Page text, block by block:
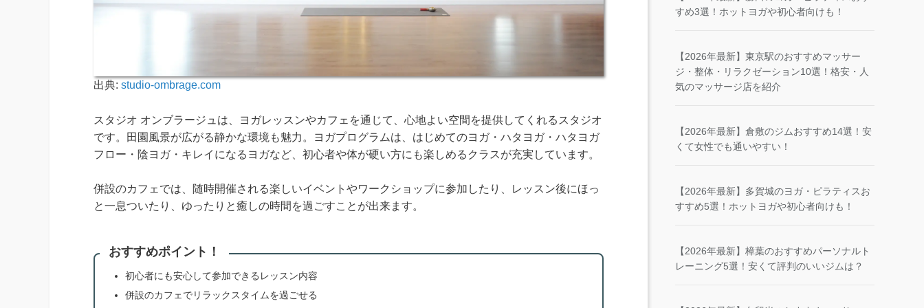
出典: studio-ombrage.com
スタジオ オンブラージュは、ヨガレッスンやカフェを通じて、心地よい空間を提供してくれるスタジオ
です。田園風景が広がる静かな環境も魅力。ヨガプログラムは、はじめてのヨガ・ハタヨガ・ハタヨガ
フロー・陰ヨガ・キレイになるヨガなど、初心者や体が硬い方にも楽しめるクラスが充実しています。
併設のカフェでは、随時開催される楽しいイベントやワークショップに参加したり、レッスン後にほっ
と一息ついたり、ゆったりと癒しの時間を過ごすことが出来ます。
おすすめポイント！
初心者にも安心して参加できるレッスン内容
併設のカフェでリラックスタイムを過ごせる
すめ3選！ホットヨガや初心者向けも！
【2026年最新】東京駅のおすすめマッサー
ジ・整体・リラクゼーション10選！格安・人
気のマッサージ店を紹介
【2026年最新】倉敷のジムおすすめ14選！安
くて女性でも通いやすい！
【2026年最新】多賀城のヨガ・ピラティスお
すすめ5選！ホットヨガや初心者向けも！
【2026年最新】樟葉のおすすめパーソナルト
レーニング5選！安くて評判のいいジムは？